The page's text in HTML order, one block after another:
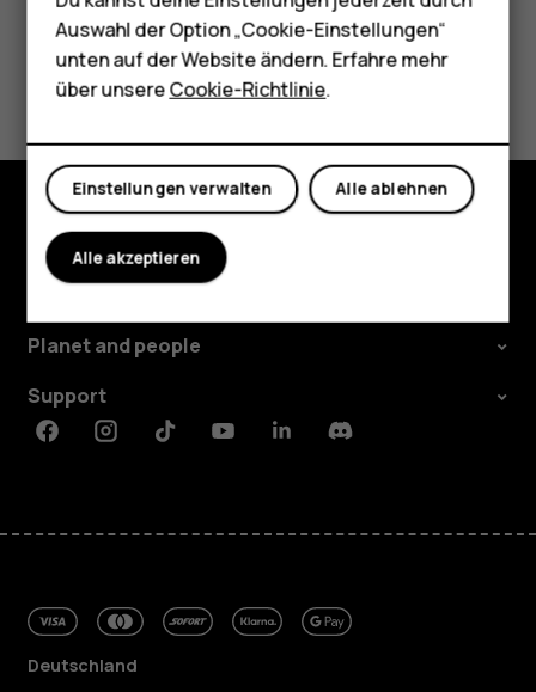
Tablets
Shop
Mein Konto
Did you find this helpful?
Ja Nein
Shop
Planet and people
Support
FacebookInstagramTiktokYoutubeLinkedinDiscord
Deutschland
Auswahl der Option „Cookie-Einstellungen“
unten auf der Website ändern. Erfahre mehr
über unsereCookie-Richtlinie.
Alle ablehnen
Einstellungen verwalten
Alle akzeptieren